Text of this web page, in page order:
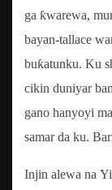
ga ƙwarewa,
bayan-tallace
buƙatunku. Ku
cikin duniyar
gano hanyoyi
samar da ku.
Injin alewa na